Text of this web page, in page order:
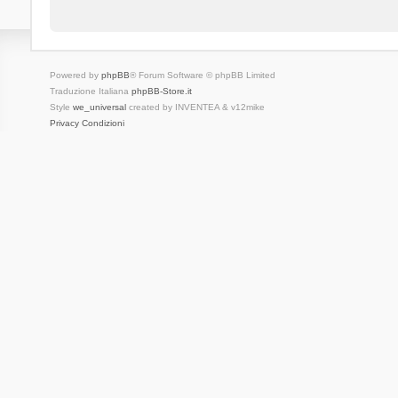
Powered by phpBB® Forum Software © phpBB Limited
Traduzione Italiana phpBB-Store.it
Style we_universalcreated by INVENTEA & v12mike
Privacy Condizioni